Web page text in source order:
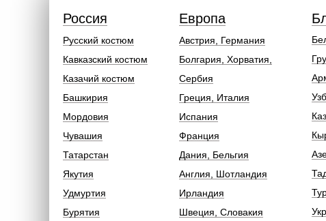
Австрия, Германия
Болгария, Хорватия,
Сербия
Греция, Италия
Испания
Франция
Дания, Бельгия
Англия, Шотландия
Ирландия
Швеция, Словакия
Европа
Русский костюм
Кавказский костюм
Казачий костюм
Башкирия
Мордовия
Чувашия
Татарстан
Якутия
Удмуртия
Бурятия
Россия